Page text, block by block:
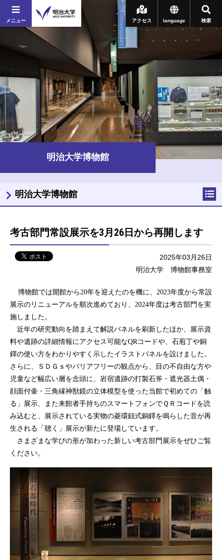
メニュー 検索
language
アクセス
明治大学博物館
考古部門常設展示を3月26日から再開します
2025年03月26日
明治大学 博物館事務室
博物館では開館から20年を迎えたのを機に、2023年度から常設
展示のリニューアルを順次進めており、2024年度は考古部門を実
施しました。
近年の研究動向を踏まえて解説パネルを刷新したほか、展示資
料や遺跡の詳細情報にアクセス可能なQRコードや、石庖丁や銅
鐸の使い方をわかりやすく示したイラストパネルを設けました。
さらに、ＳＤＧｓやバリアフリーの観点から、目の不自由な方や
児童など幅広い層を念頭に、岩宿遺跡の打製石斧・遮光器土偶・
顔面付壷・三角縁神獣鏡の立体模型を使った当館で初めての「触
る」展示、また来館者手持ちのスマートフォンでＱＲコードを読
み込むと、展示されている実物の菱環鈕式銅鐸を鳴らした音が再
生される「聴く」展示が新たに登場しています。
さまざまな学びの形が加わった新しい考古部門展示をぜひご覧
ください。
明治大学博物館